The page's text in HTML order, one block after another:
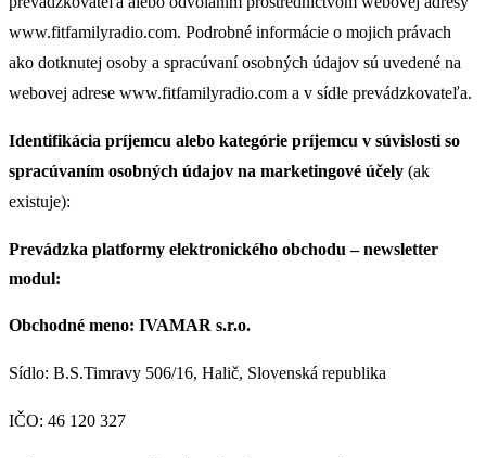
www.fitfamilyradio.com. Podrobné informácie o mojich právach
ako dotknutej osoby a spracúvaní osobných údajov sú uvedené na
webovej adrese www.fitfamilyradio.com a v sídle prevádzkovateľa.
Identifikácia príjemcu alebo kategórie príjemcu v súvislosti so
spracúvaním osobných údajov na marketingové účely (ak
existuje):
Prevádzka platformy elektronického obchodu – newsletter
modul:
Obchodné meno: IVAMAR s.r.o.
Sídlo: B.S.Timravy 506/16, Halič, Slovenská republika
IČO: 46 120 327